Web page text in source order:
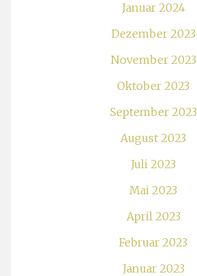
Januar 2024
Dezember 2023
November 2023
Oktober 2023
September 2023
August 2023
Juli 2023
Mai 2023
April 2023
Februar 2023
Januar 2023